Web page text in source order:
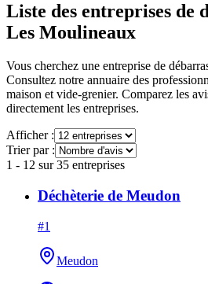
Liste des entreprises de
Les Moulineaux
Vous cherchez une entreprise de
Consultez notre annuaire des
maison et vide-grenier. Comparez les
directement les entreprises.
Afficher :
Trier par :
1 - 12 sur35 entreprises
Déchèterie de Meudon
#1
Meudon